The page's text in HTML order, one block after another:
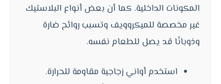
المكونات الداخلية. كما أن بعض أنواع البلاستيك
غير مخصصة للميكروويف وتسبب روائح ضارة
وذوبانًا قد يصل للطعام نفسه.
استخدم أواني زجاجية مقاومة للحرارة.